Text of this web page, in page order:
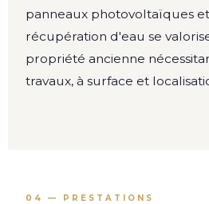
panneaux photovoltaïques
récupération d'eau se
propriété ancienne
travaux, à surface et
04 — PRESTATIONS